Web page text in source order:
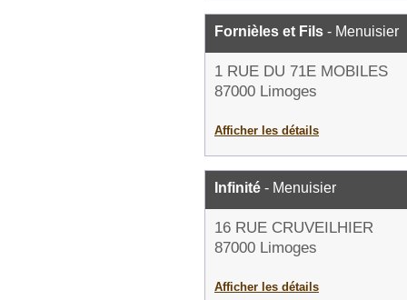
Fornièles et Fils - Menuisier
1 RUE DU 71E MOBILES
87000 Limoges
Afficher les détails
Infinité - Menuisier
16 RUE CRUVEILHIER
87000 Limoges
Afficher les détails